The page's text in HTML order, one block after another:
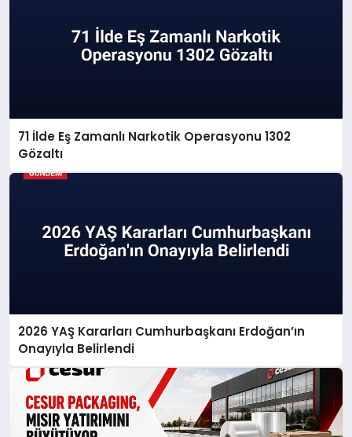
71 İlde Eş Zamanlı Narkotik Operasyonu 1302
Gözaltı
2026 YAŞ Kararları Cumhurbaşkanı Erdoğan’ın
Onayıyla Belirlendi